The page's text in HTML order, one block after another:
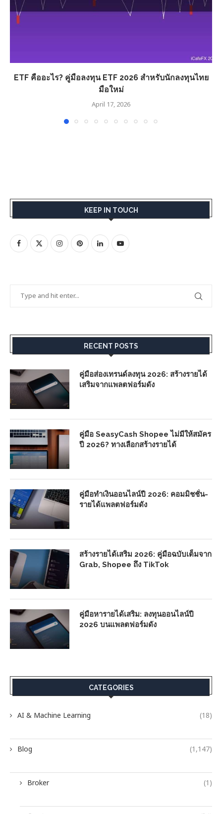
ETF คืออะไร? คู่มือลงทุน ETF 2026 สำหรับนักลงทุนไทย
มือใหม่
April 17, 2026
KEEP IN TOUCH
RECENT POSTS
คู่มือส่องเทรนด์ลงทุน 2026: สร้างรายได้
เสริมจากแพลตฟอร์มดัง
คู่มือ SeasyCash Shopee ไม่มีให้สมัคร
ปี 2026? ทางเลือกสร้างรายได้
คู่มือทำเงินออนไลน์ปี 2026: คอมมิชชั่น-
รายได้แพลตฟอร์มดัง
สร้างรายได้เสริม 2026: คู่มือฉบับเต็มจาก
Grab, Shopee ถึง TikTok
คู่มือหารายได้เสริม: ลงทุนออนไลน์ปี
2026 บนแพลตฟอร์มดัง
CATEGORIES
AI & Machine Learning (18)
Blog (1,147)
Broker (1)